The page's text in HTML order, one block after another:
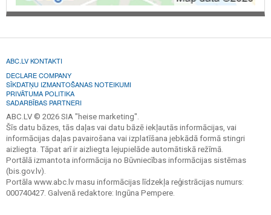
ABC.LV KONTAKTI
DECLARE COMPANY
SĪKDATŅU IZMANTOŠANAS NOTEIKUMI
PRIVĀTUMA POLITIKA
SADARBĪBAS PARTNERI
ABC.LV © 2026 SIA "heise marketing".
Šīs datu bāzes, tās daļas vai datu bāzē iekļautās informācijas, vai
informācijas daļas pavairošana vai izplatīšana jebkādā formā stingri
aizliegta. Tāpat arī ir aizliegta lejupielāde automātiskā režīmā.
Portālā izmantota informācija no Būvniecības informācijas sistēmas
(bis.gov.lv).
Portāla www.abc.lv masu informācijas līdzekļa reģistrācijas numurs:
000740427. Galvenā redaktore: Ingūna Pempere.